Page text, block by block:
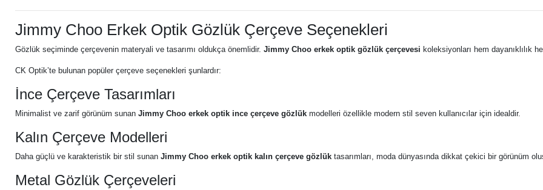
Jimmy Choo Erkek Optik Gözlük Çerçeve Seçenekleri
Gözlük seçiminde çerçevenin materyali ve tasarımı oldukça önemlidir. Jimmy Choo erkek optik gözlük çerçevesi koleksiyonları hem dayanıklılık
CK Optik’te bulunan popüler çerçeve seçenekleri şunlardır:
İnce Çerçeve Tasarımları
Minimalist ve zarif görünüm sunan Jimmy Choo erkek optik ince çerçeve gözlük modelleri özellikle modern stil seven kullanıcılar için idealdir.
Kalın Çerçeve Modelleri
Daha güçlü ve karakteristik bir stil sunan Jimmy Choo erkek optik kalın çerçeve gözlük tasarımları, moda dünyasında dikkat çekici bir görünüm
Metal Gözlük Çerçeveleri